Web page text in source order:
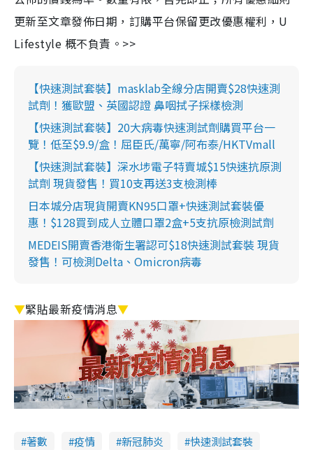
更新至文章發佈日期，訂購平台保留更改優惠權利，U
Lifestyle 概不負責。>>
【快速測試套裝】masklab全線分店開賣$28快速測
試劑！獲歐盟、英國認證 鼻咽拭子採樣檢測
【快速測試套裝】20大病毒快速測試劑購買平台一
覽！低至$9.9/盒！屈臣氏/萬寧/阿布泰/HKTVmall
【快速測試套裝】深水埗電子特賣城$15快速抗原測
試劑 現貨發售！買10支再送3支檢測棒
日本城分店現貨開賣KN95口罩+快速測試套裝優
惠！$128買到成人立體口罩2盒+5支抗原檢測試劑
MEDEIS開賣香港衛生署認可$18快速測試套裝 現貨
發售！可檢測Delta、Omicron病毒
▼緊貼最新疫情消息▼
著數 疫情 新冠肺炎
快速測試套裝